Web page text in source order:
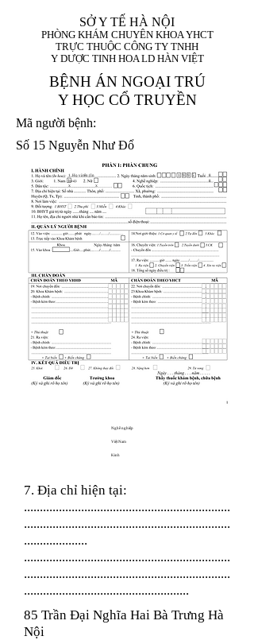
SỞ Y TẾ HÀ NỘI
PHÒNG KHÁM CHUYÊN KHOA YHCT
TRỰC THUỘC CÔNG TY TNHH
Y DƯỢC TINH HOA LD HÀN VIỆT
BỆNH ÁN NGOẠI TRÚ
Y HỌC CỔ TRUYỀN
Mã người bệnh:
Số 15 Nguyễn Như Đổ
1. Họ và tên (In
hoa):
1 9 9 5
8
8
X
X
Nghề nghiệp
Việt Nam
Kinh
7. Địa chỉ hiện tại:
.................................................................
.................................................................
....................
.................................................................
.................................................................
....................................................
85 Trần Đại Nghĩa Hai Bà Trưng Hà
Nội